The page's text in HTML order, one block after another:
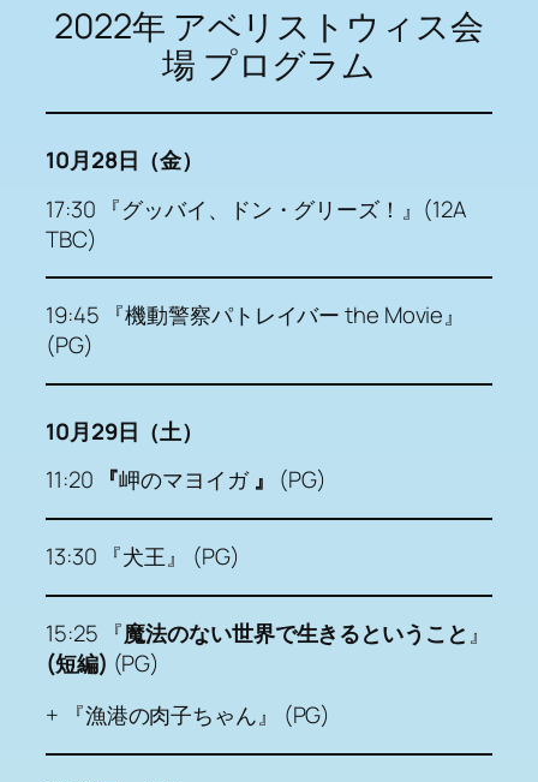
2022年 アベリストウィス会
場 プログラム
10月28日（金）
17:30 『グッバイ、ドン・グリーズ！』(12A
TBC)
19:45 『機動警察パトレイバー the Movie』
(PG)
10月29日（土）
11:20 『岬のマヨイガ』 (PG)
13:30 『犬王』 (PG)
15:25 『魔法のない世界で生きるということ』
(短編) (PG)
+ 『漁港の肉子ちゃん』 (PG)